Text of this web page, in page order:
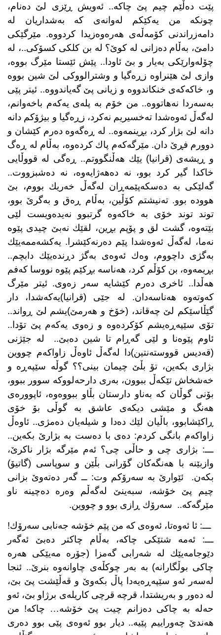
پێت دەڵێم چیم پێ چاكە.. ئەویش ڕێزی لێ دەنام،
چونكە من یەكێكم لەوانەی كە بەشداریان لە
دامەزراندنی كۆمەڵەی هەرەوەزیدا كردووە. مێرگێكی
دامێ، بەڵام دەزانی لە كوێ؟ لە بن كلكی كسۆكی..، لە
چۆلەوارێكی بەیار و بێ ئاودا.. پێش ئێستا مێرگ بووە،
وازی لێ هێنراوە زڕەگیا و وشترالووكی لێ شین بووە
و، خاكەكەی خنكاندووە و زیانی پێ گەیاندووە.. ئیتر پێی
بەسەردا نەهاتووە.. من خۆم بە پلەی یەكەم باخەوانم،
لەگەڵ ئەوەشدا تەخسیریم نەكرد، زڕەگیا و بیژۆكم دانە
دانە لێ بژار كرد، بڕینمەوە.. لە ڕەگەوە دەرم كێشان و
دوورم فڕێ دان. مێرگەكەم پاك كردەوە، بەڵام لە ڕەگ
و ڕیشەی (قرانیا) یێك هەڵنگووتم.. ڕەگی لە قووڵایی
خاكدا گیر كرد بوو، نە دەهەژایەوە، نە دەشبزووت..
گەلێكی بە دەسكەپێمەڕان لەگەڵ خەریك بووم، بێ
هوودە بوو. تەنیشتم كۆڵین، بەڵام ڕەق و بەگرێ بوو،
توند توند خۆی بە خاكەوە گرتبوو نەیدەویست لێی
بێتەوە، گشت لق و پۆپم بڕین، لقێك نەبێ چیدی پێوە
نەما، لەگەڵ ئەوەشدا پێم دەرنەكێشرا. یەكشەممەیێك
بەگژی داچووم، وەك ئەوەی بەگژ دڕندەیێك دابچم..
بڕیمەوە، بن كۆڵم كرد، هەناسە بڕكێم پێوە نووسا كەفم
هەڵدا.. ئاخری دەرم كێشایە سەر زەوی. ئیتر مێرگ
كەوتەوە هەناسەدان. لە جێی (قرانیا)یەكەشدا، دار
گێڵاسێكم لێ چەقاند، (خۆخ و هەرمێ)یشم لێ ڕواند..
تۆی سێپەڕەیشم كۆكردەوە و زەوی یەكەم پێ تۆدا..
ئاوم پێوەنا و لێی گەڕام تا شین دەبێ..
لە جێژنی
(قەدیس قووستەنتین)دا لەگەڵ ئاوەڵ زاواكەم چووین
بژاری بكەین، تۆ بڵێ چیمان بینی؟؟ گوڵە سێپەڕە و
خەشخاش تێكەڵ ببوون، بەری دارحەلووكە سوور ببوو،
بۆنی گوڵان كە بەناو دارستان بڵاو ببووەوە، ئاپوورەی
هەنگ و مێشی دیكەی عاشق بە گوڵی بۆ خۆی
ڕاكێشابوو، باڵیان لێك دەدا و شیلەیان دەمژی.. ئاوەڵ
زاواكەم بانگی كردم: دەی با دەست بە بژارێ بكەین..
ـــ: بژاری چی و حاڵی چی؟ ئەم مێرگە بژار ناكرێ،
وازبێنە با هەنگەكان گۆرانی بڵێن و سوپاسی (گاتیۆ)
بكەن.
ئێوارێ بە سەرۆكم وت: ــ گەر دەتەوێ بزانی
چیم پێ خۆشە، سبەینێ لەگەڵم وەرە دەچینە ناو
مێرگەكە.. سەرۆك ڕازی بوو و چووین.
ـــ: ئا ئەوەتا، ئەوەی كە من پێم خۆشە جەنابی سەرۆك!
ـــ: ئەمە شتێكی چاكە، بەڵام چاكتر دەبێ ئەگەر
دێوجامەیێك لە شەرابی گەمزا (جۆرە مەیێكی هەرە
چاكی بوڵگارانە) بە بەر چوكڵەی چاوانەوە بنرێ.. ئنجا
لەسەر ئەو سێپەڕەیەدا پاڵ بكەوێ و قەڵێشت پێ بێ،
لە دەور و بەریشتدا، قرچە قرچی كاریلەی برژاو بێ، ئەو
حەلە بە چاكی دەزانم چیت پێ خۆشە… چاكە! من
هەندێ چەوراییم پێیە.. دیار بوو ئەوەی پێی بوو دەری